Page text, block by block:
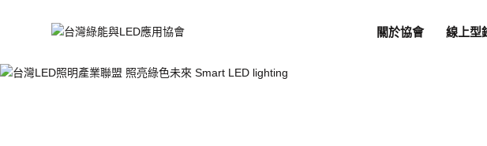
關於協會 線上型